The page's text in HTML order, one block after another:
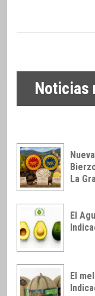
Noticias
La
El
El